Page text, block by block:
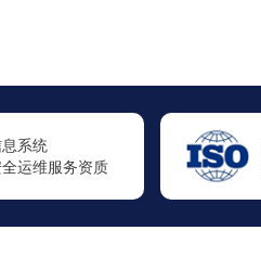
量管理体系认证